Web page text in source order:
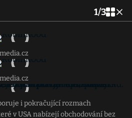
1/3
i pokračující rozmach
v USA nabízejí obchodování bez